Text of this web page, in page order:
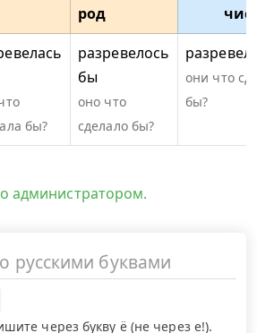
род
бы?
разревелось
бы
оно что
сделало бы?
они что
бы?
администратором.
через букву ё (не через е!).